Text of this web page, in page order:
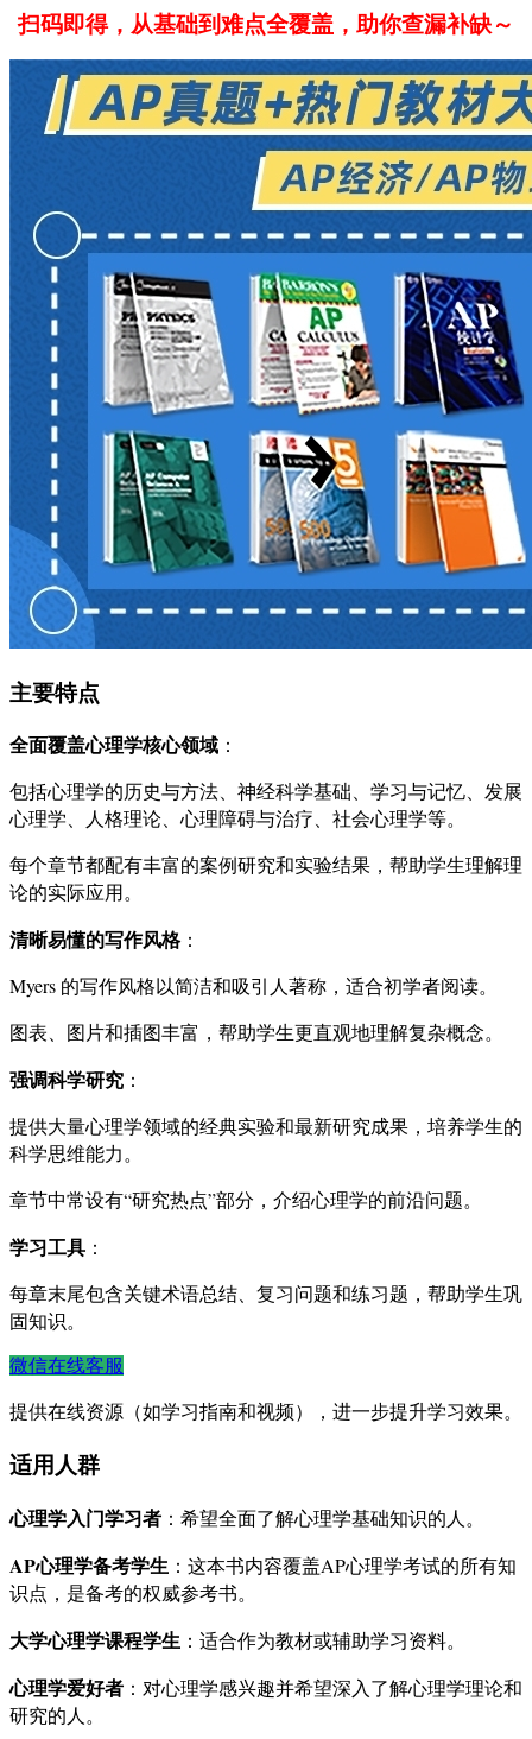
扫码即得，从基础到难点全覆盖，助你查漏补缺～
主要特点
全面覆盖心理学核心领域 ：
包括心理学的历史与方法、神经科学基础、学习与记忆、发展
心理学、人格理论、心理障碍与治疗、社会心理学等。
每个章节都配有丰富的案例研究和实验结果，帮助学生理解理
论的实际应用。
清晰易懂的写作风格：
Myers 的写作风格以简洁和吸引人著称，适合初学者阅读。
图表、图片和插图丰富，帮助学生更直观地理解复杂概念。
强调科学研究 ：
提供大量心理学领域的经典实验和最新研究成果，培养学生的
科学思维能力。
章节中常设有“研究热点”部分，介绍心理学的前沿问题。
学习工具 ：
每章末尾包含关键术语总结、复习问题和练习题，帮助学生巩
固知识。
微信在线客服
提供在线资源（如学习指南和视频），进一步提升学习效果。
适用人群
心理学入门学习者 ：希望全面了解心理学基础知识的人。
AP心理学备考学生 ：这本书内容覆盖AP心理学考试的所有知
识点，是备考的权威参考书。
大学心理学课程学生 ：适合作为教材或辅助学习资料。
心理学爱好者 ：对心理学感兴趣并希望深入了解心理学理论和
研究的人。